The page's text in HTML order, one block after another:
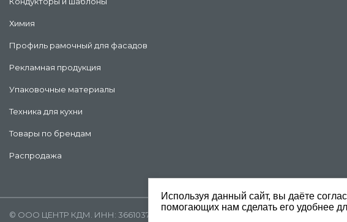
Используя данный сайт, вы даёте
помогающих нам сделать его удобнее
Химия
Профиль рамочный для фасадов
Рекламная продукция
Упаковочные материалы
Техника для кухни
Товары по брендам
Распродажа
© ООО ЦЕНТР КДМ. ИНН: 3661037157 ОГРН: